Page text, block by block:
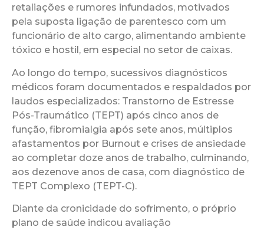
retaliações e rumores infundados, motivados
pela suposta ligação de parentesco com um
funcionário de alto cargo, alimentando ambiente
tóxico e hostil, em especial no setor de caixas.
Ao longo do tempo, sucessivos diagnósticos
médicos foram documentados e respaldados por
laudos especializados: Transtorno de Estresse
Pós-Traumático (TEPT) após cinco anos de
função, fibromialgia após sete anos, múltiplos
afastamentos por Burnout e crises de ansiedade
ao completar doze anos de trabalho, culminando,
aos dezenove anos de casa, com diagnóstico de
TEPT Complexo (TEPT-C).
Diante da cronicidade do sofrimento, o próprio
plano de saúde indicou avaliação